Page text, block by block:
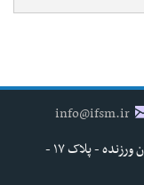
info@ifsm.ir
تهران - خیابان شهید مفتح جنوبی - خیابان ورزنده - پلاک ۱۷ -